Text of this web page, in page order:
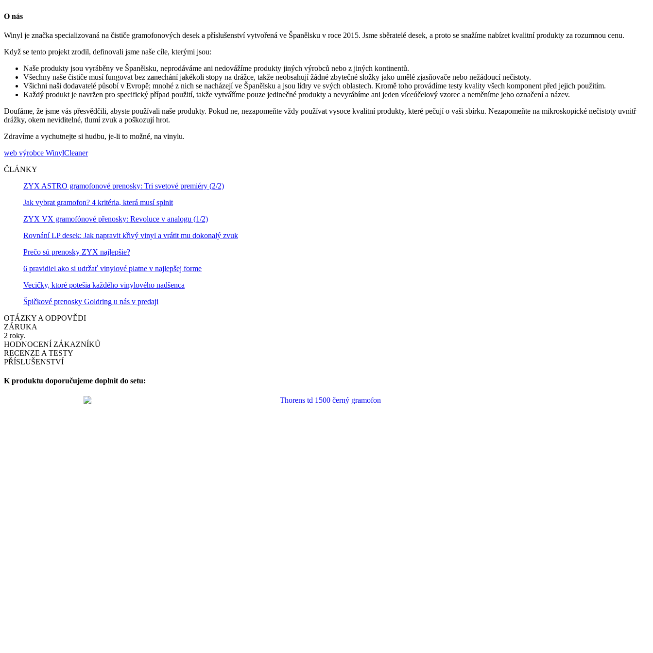
O nás
Winyl je značka specializovaná na čističe gramofonových desek a příslušenství vytvořená ve Španělsku v roce 2015. Jsme sběratelé desek, a proto se snažíme nabízet kvalitní produkty za rozumnou cenu.
Když se tento projekt zrodil, definovali jsme naše cíle, kterými jsou:
Naše produkty jsou vyráběny ve Španělsku, neprodáváme ani nedovážíme produkty jiných výrobců nebo z jiných kontinentů.
Všechny naše čističe musí fungovat bez zanechání jakékoli stopy na drážce, takže neobsahují žádné zbytečné složky jako umělé zjasňovače nebo nežádoucí nečistoty.
Všichni naši dodavatelé působí v Evropě; mnohé z nich se nacházejí ve Španělsku a jsou lídry ve svých oblastech. Kromě toho provádíme testy kvality všech komponent před jejich použitím.
Každý produkt je navržen pro specifický případ použití, takže vytváříme pouze jedinečné produkty a nevyrábíme ani jeden víceúčelový vzorec a neměníme jeho označení a název.
Doufáme, že jsme vás přesvědčili, abyste používali naše produkty. Pokud ne, nezapomeňte vždy používat vysoce kvalitní produkty, které pečují o vaši sbírku. Nezapomeňte na mikroskopické nečistoty uvnitř
drážky, okem neviditelné, tlumí zvuk a poškozují hrot.
Zdravíme a vychutnejte si hudbu, je-li to možné, na vinylu.
web výrobce WinylCleaner
ČLÁNKY
ZYX ASTRO gramofonové prenosky: Tri svetové premiéry (2/2)
Jak vybrat gramofon? 4 kritéria, která musí splnit
ZYX VX gramofónové přenosky: Revoluce v analogu (1/2)
Rovnání LP desek: Jak napravit křivý vinyl a vrátit mu dokonalý zvuk
Prečo sú prenosky ZYX najlepšie?
6 pravidiel ako si udržať vinylové platne v najlepšej forme
Vecičky, ktoré potešia každého vinylového nadšenca
Špičkové prenosky Goldring u nás v predaji
OTÁZKY A ODPOVĚDI
ZÁRUKA
2 roky.
HODNOCENÍ ZÁKAZNÍKŮ
RECENZE A TESTY
PŘÍSLUŠENSTVÍ
K produktu doporučujeme doplnit do setu: